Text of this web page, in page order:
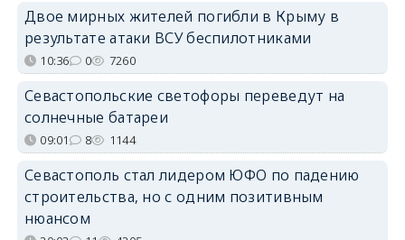
Двое мирных жителей погибли в Крыму в
результате атаки ВСУ беспилотниками
10:36 0 7260
Севастопольские светофоры переведут на
солнечные батареи
09:01 8 1144
Севастополь стал лидером ЮФО по падению
строительства, но с одним позитивным
нюансом